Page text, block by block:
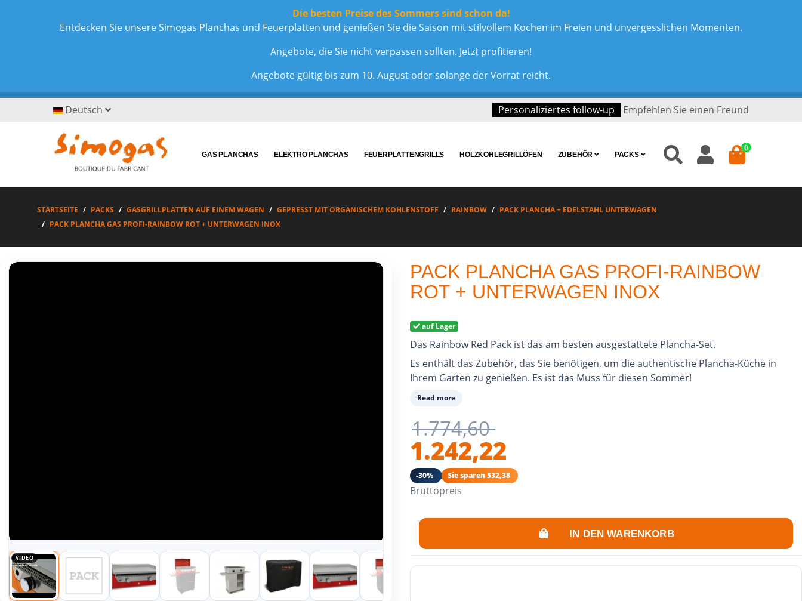
Die besten Preise des Sommers sind schon da!
Entdecken Sie unsere Simogas Planchas und Feuerplatten und genießen Sie die Saison mit stilvollem Kochen im Freien und unvergesslichen Momenten.
Angebote, die Sie nicht verpassen sollten. Jetzt profitieren!
Angebote gültig bis zum 10. August oder solange der Vorrat reicht.
Deutsch Personaliziertes follow-up Empfehlen Sie einen Freund
GAS PLANCHAS ELEKTRO PLANCHAS FEUERPLATTENGRILLS HOLZKOHLEGRILLÖFEN ZUBEHÖR PACKS
0
STARTSEITE PACKS GASGRILLPLATTEN AUF EINEM WAGEN GEPRESST MIT ORGANISCHEM KOHLENSTOFF RAINBOW
PACK PLANCHA + EDELSTAHL UNTERWAGEN
PACK PLANCHA GAS PROFI-RAINBOW ROT + UNTERWAGEN INOX
PACK PLANCHA GAS PROFI-RAINBOW
ROT + UNTERWAGEN INOX
auf Lager
Das Rainbow Red Pack ist das am besten ausgestattete Plancha-Set.
Es enthält das Zubehör, das Sie benötigen, um die authentische Plancha-Küche in
Ihrem Garten zu genießen. Es ist das Muss für diesen Sommer!
Read more
1.774,60
1.242,22
-30% Sie sparen 532,38
Bruttopreis
IN DEN WARENKORB
VIDEO